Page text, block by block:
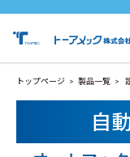
トップページ 製品一覧
自